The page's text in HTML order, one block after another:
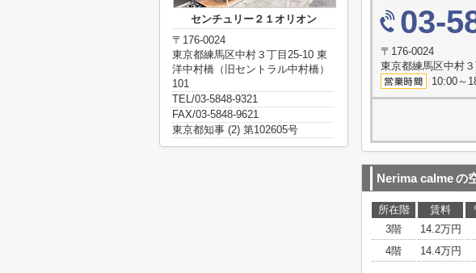
03-
〒176-0024
東京都練馬区中村
10:00～
Nerima calmeの
所在階 賃料
3階
14.2万円
4階
14.4万円
センチュリー２１オリオン
〒176-0024
東京都練馬区中村３丁目25-10 東
洋中村橋（旧セントラル中村橋）
101
TEL/03-5848-9321
FAX/03-5848-9621
東京都知事 (2) 第102605号